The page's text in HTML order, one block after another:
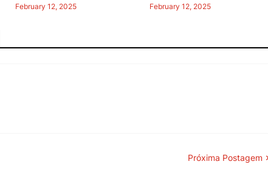
February 12, 2025 February 12, 2025
Próxima Postagem